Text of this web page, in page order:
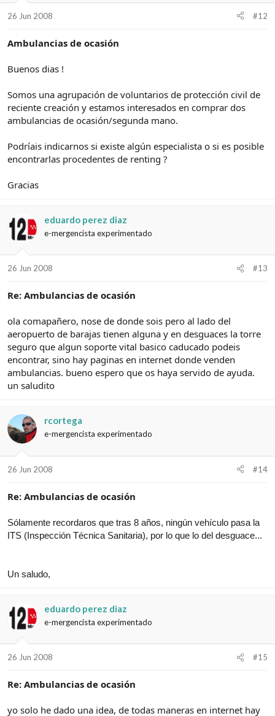
26 Jun 2008 #12
Ambulancias de ocasión
Buenos dias !
Somos una agrupación de voluntarios de protección civil de
reciente creación y estamos interesados en comprar dos
ambulancias de ocasión/segunda mano.
Podríais indicarnos si existe algún especialista o si es posible
encontrarlas procedentes de renting ?
Gracias
eduardo perez diaz
e-mergencista experimentado
26 Jun 2008 #13
Re: Ambulancias de ocasión
ola comapañero, nose de donde sois pero al lado del
aeropuerto de barajas tienen alguna y en desguaces la torre
seguro que algun soporte vital basico caducado podeis
encontrar, sino hay paginas en internet donde venden
ambulancias. bueno espero que os haya servido de ayuda.
un saludito
rcortega
e-mergencista experimentado
26 Jun 2008 #14
Re: Ambulancias de ocasión
Sólamente recordaros que tras 8 años, ningún vehículo pasa la
ITS (Inspección Técnica Sanitaria), por lo que lo del desguace...
Un saludo,
eduardo perez diaz
e-mergencista experimentado
26 Jun 2008 #15
Re: Ambulancias de ocasión
yo solo he dado una idea, de todas maneras en internet hay